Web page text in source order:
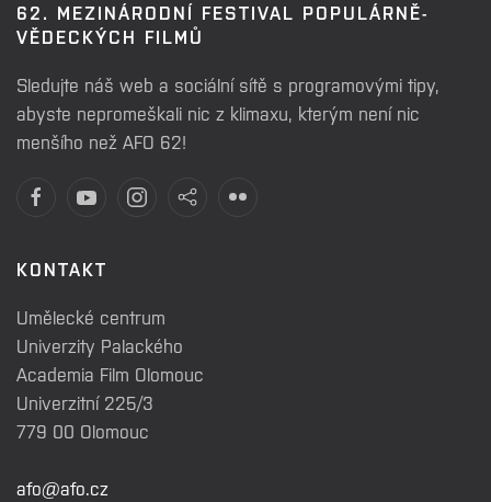
62. MEZINÁRODNÍ FESTIVAL POPULÁRNĚ-
VĚDECKÝCH FILMŮ
Sledujte náš web a sociální sítě s programovými tipy,
abyste nepromeškali nic z klimaxu, kterým není nic
menšího než AFO 62!
KONTAKT
Umělecké centrum
Univerzity Palackého
Academia Film Olomouc
Univerzitní 225/3
779 00 Olomouc
afo@afo.cz